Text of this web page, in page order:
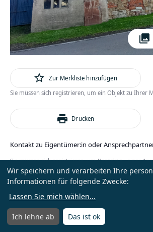
Menü öffnen
photo_library
star_outline Zur Merkliste hinzufügen
Sie müssen sich registrieren, um ein Objekt zu Ihrer
print Drucken
Kontakt zu Eigentümer:in oder
Sie müssen sich registrieren, um Kontakt zu einer
Eigentümer:in zu erhalten.
Anmelden oder
Wir speichern und verarbeiten Ihre
Informationen für folgende Zwecke:
Lassen Sie mich wählen...
Ich lehne ab Das ist ok